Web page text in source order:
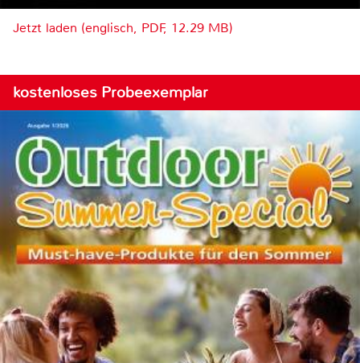
Jetzt laden (englisch, PDF, 12.29 MB)
kostenloses Probeexemplar